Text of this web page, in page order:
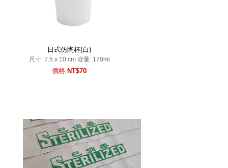
日式仿陶杯(白)
尺寸: 7.5 x 10 cm 容量: 170ml
價格 NT$70